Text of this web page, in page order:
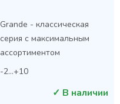
Grande - классическая
серия с максимальным
ассортиментом
-2...+10
✓ В наличии